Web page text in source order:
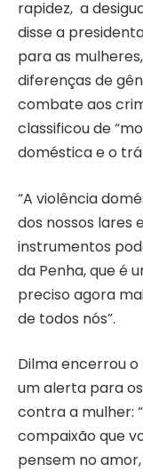
rapidez, a
disse a
para as
diferenças de
combate aos
classificou de
doméstica e o
“A violência
dos nossos lares
instrumentos
da Penha, que é
preciso agora
de todos nós”.
Dilma encerrou
um alerta para
contra a mulher:
compaixão que
pensem no